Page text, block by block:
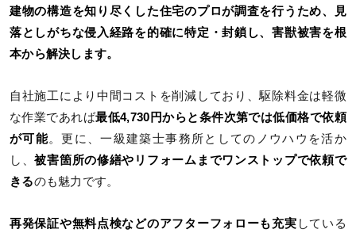
建物の構造を知り尽くした住宅のプロが調査を行うため、見
落としがちな侵入経路を的確に特定・封鎖し、害獣被害を根
本から解決します。
自社施工により中間コストを削減しており、駆除料金は軽微
な作業であれば最低4,730円からと条件次第では低価格で依頼
が可能。更に、一級建築士事務所としてのノウハウを活か
し、被害箇所の修繕やリフォームまでワンストップで依頼で
きるのも魅力です。
再発保証や無料点検などのアフターフォローも充実 している